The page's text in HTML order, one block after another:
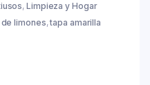
,Limpieza y Hogar
limones,tapa amarilla